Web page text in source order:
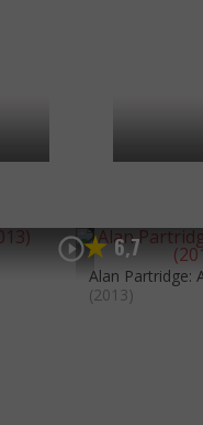
6,7
Alan Partridge:
(2013)